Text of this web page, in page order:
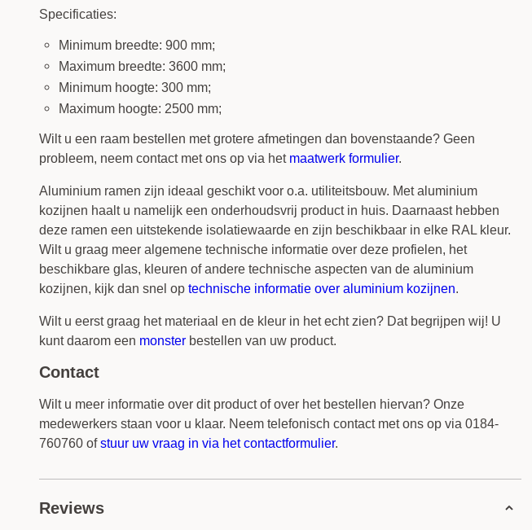
Specificaties:
Minimum breedte: 900 mm;
Maximum breedte: 3600 mm;
Minimum hoogte: 300 mm;
Maximum hoogte: 2500 mm;
Wilt u een raam bestellen met grotere afmetingen dan bovenstaande? Geen
probleem, neem contact met ons op via het maatwerk formulier.
Aluminium ramen zijn ideaal geschikt voor o.a. utiliteitsbouw. Met aluminium
kozijnen haalt u namelijk een onderhoudsvrij product in huis. Daarnaast hebben
deze ramen een uitstekende isolatiewaarde en zijn beschikbaar in elke RAL kleur.
Wilt u graag meer algemene technische informatie over deze profielen, het
beschikbare glas, kleuren of andere technische aspecten van de aluminium
kozijnen, kijk dan snel op technische informatie over aluminium kozijnen.
Wilt u eerst graag het materiaal en de kleur in het echt zien? Dat begrijpen wij! U
kunt daarom een monster bestellen van uw product.
Contact
Wilt u meer informatie over dit product of over het bestellen hiervan? Onze
medewerkers staan voor u klaar. Neem telefonisch contact met ons op via 0184-
760760 ofstuur uw vraag in via het contactformulier.
Reviews